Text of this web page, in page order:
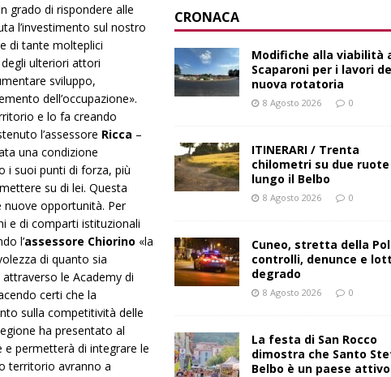
grado di rispondere alle
l’investimento sul nostro
di tante molteplici
ulteriori attori
sviluppo,
dell’occupazione».
e lo fa creando
l’assessore Ricca –
una condizione
i suoi punti di forza, più
su di lei. Questa
opportunità. Per
e di comparti istituzionali
l’assessore Chiorino «la
di quanto sia
le Academy di
certi che la
sulla competitività delle
ha presentato al
permetterà di integrare le
territorio avranno a
CRONACA
Modifiche alla viabilità
Scaparoni per i lavori
nuova rotatoria
8 Agosto 2026 0
ITINERARI / Trenta
chilometri su due ruote
lungo il Belbo
8 Agosto 2026 0
Cuneo, stretta della
controlli, denunce e
degrado
8 Agosto 2026 0
La festa di San Rocco
dimostra che Santo
Belbo è un paese attivo